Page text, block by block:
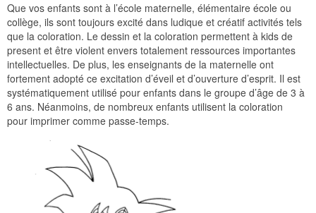
Que vos enfants sont à l’école maternelle, élémentaire école ou
collège, ils sont toujours excité dans ludique et créatif activités tels
que la coloration. Le dessin et la coloration permettent à kids de
present et être violent envers totalement ressources importantes
intellectuelles. De plus, les enseignants de la maternelle ont
fortement adopté ce excitation d’éveil et d’ouverture d’esprit. Il est
systématiquement utilisé pour enfants dans le groupe d’âge de 3 à
6 ans. Néanmoins, de nombreux enfants utilisent la coloration
pour imprimer comme passe-temps.